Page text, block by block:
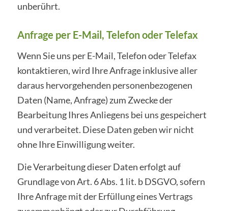
unberührt.
Anfrage per E-Mail, Telefon oder Telefax
Wenn Sie uns per E-Mail, Telefon oder Telefax
kontaktieren, wird Ihre Anfrage inklusive aller
daraus hervorgehenden personenbezogenen
Daten (Name, Anfrage) zum Zwecke der
Bearbeitung Ihres Anliegens bei uns gespeichert
und verarbeitet. Diese Daten geben wir nicht
ohne Ihre Einwilligung weiter.
Die Verarbeitung dieser Daten erfolgt auf
Grundlage von Art. 6 Abs. 1 lit. b DSGVO, sofern
Ihre Anfrage mit der Erfüllung eines Vertrags